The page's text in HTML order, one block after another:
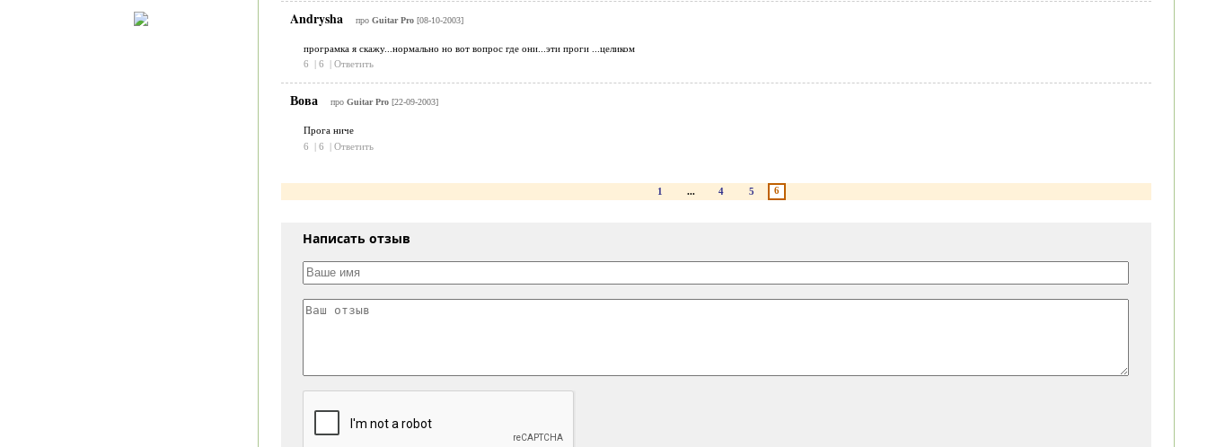
Andrysha про Guitar Pro [08-10-2003]
програмка я скажу...нормально но вот вопрос где они...эти проги ...целиком
6
| 6 | Ответить
Вова про Guitar Pro [22-09-2003]
Прога ниче
6
| 6 | Ответить
1 ... 4 5 6
Написать отзыв